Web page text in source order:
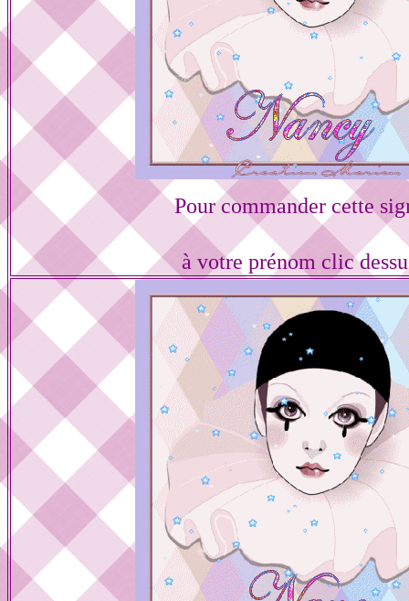
Pour commander cette
à votre prénom clic